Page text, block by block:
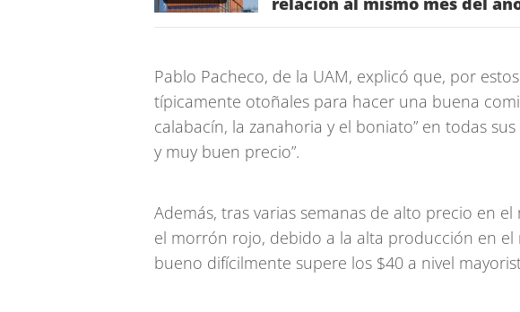
Pablo Pacheco, de la UAM, explicó que, por
típicamente otoñales para hacer una buena
calabacín, la zanahoria y el boniato” en todas
y muy buen precio”.
Además, tras varias semanas de alto precio en
el morrón rojo, debido a la alta producción en el
bueno difícilmente supere los $40 a nivel